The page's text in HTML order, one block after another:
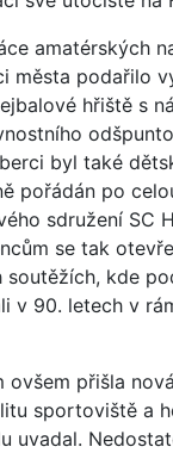
amatérských
města podařilo
hřiště s
byl také
pořádán po
sdružení SC
se tak
kde
v 90. letech v
ovšem přišla
sportoviště a
uvadal.